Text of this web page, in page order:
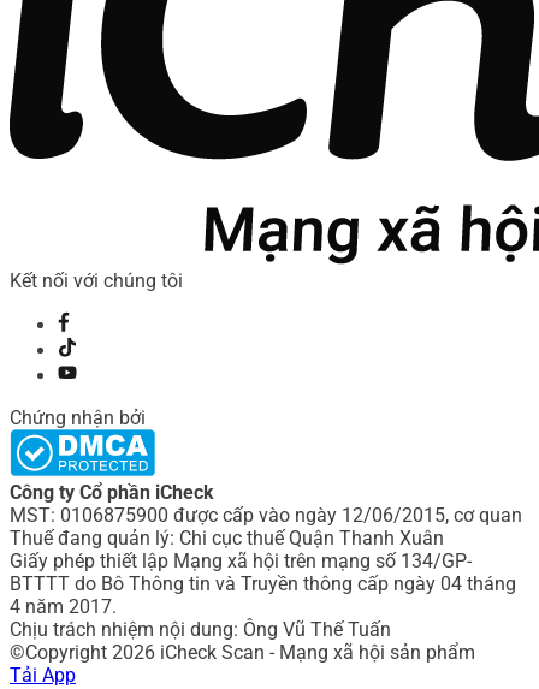
Kết nối với chúng tôi
Chứng nhận bởi
Công ty Cổ phần iCheck
MST: 0106875900 được cấp vào ngày 12/06/2015, cơ quan
Thuế đang quản lý: Chi cục thuế Quận Thanh Xuân
Giấy phép thiết lập Mạng xã hội trên mạng số 134/GP-
BTTTT do Bô Thông tin và Truyền thông cấp ngày 04 tháng
4 năm 2017.
Chịu trách nhiệm nội dung: Ông Vũ Thế Tuấn
©Copyright 2026 iCheck Scan - Mạng xã hội sản phẩm
Tải App